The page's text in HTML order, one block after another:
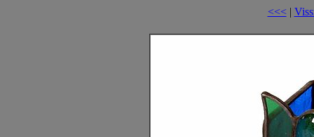
<<< |